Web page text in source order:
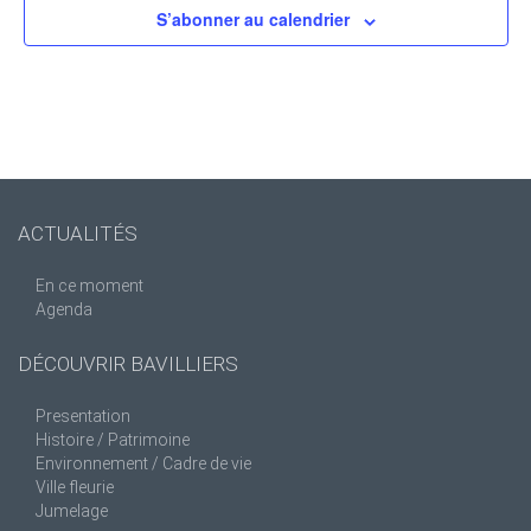
S’abonner au calendrier
ACTUALITÉS
En ce moment
Agenda
DÉCOUVRIR BAVILLIERS
Presentation
Histoire / Patrimoine
Environnement / Cadre de vie
Ville fleurie
Jumelage